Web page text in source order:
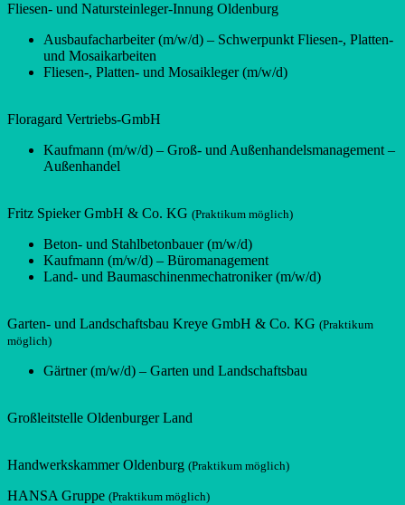
Fliesen- und Natursteinleger-Innung Oldenburg
Ausbaufacharbeiter (m/w/d) – Schwerpunkt Fliesen-, Platten-
und Mosaikarbeiten
Fliesen-, Platten- und Mosaikleger (m/w/d)
Floragard Vertriebs-GmbH
Kaufmann (m/w/d) – Groß- und Außenhandelsmanagement –
Außenhandel
Fritz Spieker GmbH & Co. KG (Praktikum möglich)
Beton- und Stahlbetonbauer (m/w/d)
Kaufmann (m/w/d) – Büromanagement
Land- und Baumaschinenmechatroniker (m/w/d)
Garten- und Landschaftsbau Kreye GmbH & Co. KG (Praktikum
möglich)
Gärtner (m/w/d) – Garten und Landschaftsbau
Großleitstelle Oldenburger Land
Handwerkskammer Oldenburg (Praktikum möglich)
HANSA Gruppe (Praktikum möglich)